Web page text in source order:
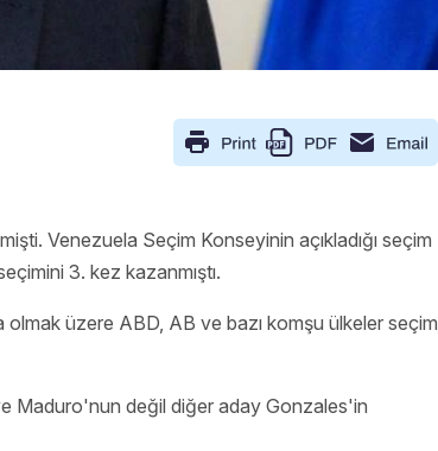
Venezuela Seçim Konseyinin açıkladığı seçim
3. kez kazanmıştı.
olmak üzere ABD, AB ve bazı komşu ülkeler seçim
Maduro'nun değil diğer aday Gonzales'in